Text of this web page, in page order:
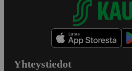
Yhteystiedot